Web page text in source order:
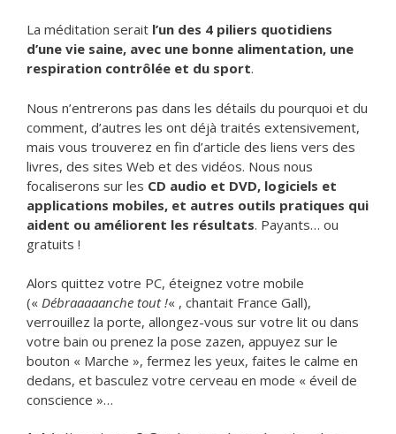
La méditation serait l’un des 4 piliers quotidiens
d’une vie saine, avec une bonne alimentation, une
respiration contrôlée et du sport.
Nous n’entrerons pas dans les détails du pourquoi et du
comment, d’autres les ont déjà traités extensivement,
mais vous trouverez en fin d’article des liens vers des
livres, des sites Web et des vidéos. Nous nous
focaliserons sur les CD audio et DVD, logiciels et
applications mobiles, et autres outils pratiques qui
aident ou améliorent les résultats. Payants… ou
gratuits !
Alors quittez votre PC, éteignez votre mobile
(« Débraaaaanche tout !« , chantait France Gall),
verrouillez la porte, allongez-vous sur votre lit ou dans
votre bain ou prenez la pose zazen, appuyez sur le
bouton « Marche », fermez les yeux, faites le calme en
dedans, et basculez votre cerveau en mode « éveil de
conscience »…